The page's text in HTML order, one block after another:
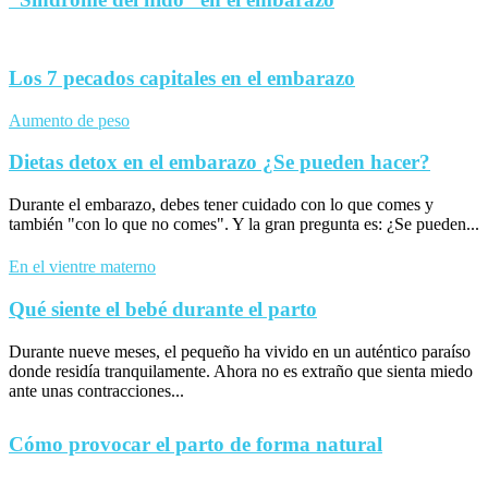
Los 7 pecados capitales en el embarazo
Aumento de peso
Dietas detox en el embarazo ¿Se pueden hacer?
Durante el embarazo, debes tener cuidado con lo que comes y
también "con lo que no comes". Y la gran pregunta es: ¿Se pueden...
En el vientre materno
Qué siente el bebé durante el parto
Durante nueve meses, el pequeño ha vivido en un auténtico paraíso
donde residía tranquilamente. Ahora no es extraño que sienta miedo
ante unas contracciones...
Cómo provocar el parto de forma natural